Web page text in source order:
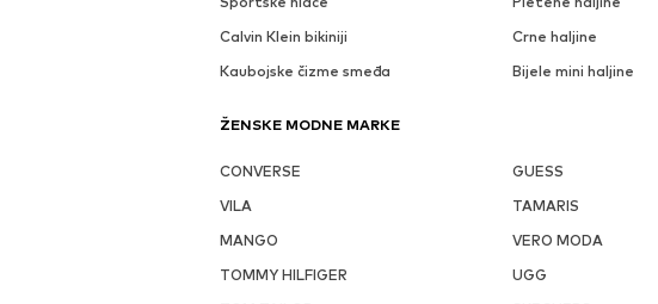
Calvin Klein bikiniji
Crne haljine
Kaubojske čizme smeđa
Bijele mini haljine
ŽENSKE MODNE MARKE
CONVERSE GUESS
VILA
TAMARIS
MANGO
VERO MODA
TOMMY HILFIGER
UGG